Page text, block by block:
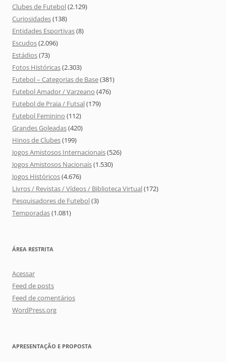
Clubes de Futebol(2.129)
Curiosidades(138)
Entidades Esportivas(8)
Escudos(2.096)
Estádios(73)
Fotos Históricas(2.303)
Futebol – Categorias de Base(381)
Futebol Amador / Varzeano (476)
Futebol de Praia / Futsal(179)
Futebol Feminino (112)
Grandes Goleadas(420)
Hinos de Clubes(199)
Jogos Amistosos Internacionais(526)
Jogos Amistosos Nacionais(1.530)
Jogos Históricos(4.676)
Livros / Revistas / Vídeos / Biblioteca Virtual(172)
Pesquisadores de Futebol(3)
Temporadas(1.081)
ÁREA RESTRITA
Acessar
Feed de posts
Feed de comentários
WordPress.org
APRESENTAÇÃO E PROPOSTA